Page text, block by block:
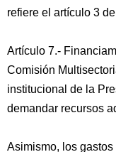
refiere el artículo 3
Artículo 7.-
Comisión
institucional de la
demandar recursos
Asimismo, los